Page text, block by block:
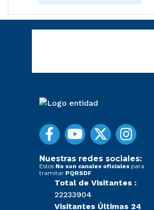
Nuestras redes sociales:
Estos No son canales oficiales para
tramitar PQRSDF
Total de Visitantes :
22233904
Visitantes Últimas 24